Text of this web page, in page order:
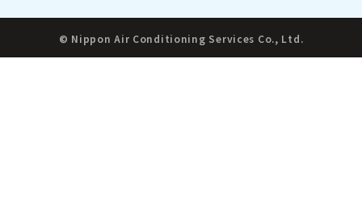
© Nippon Air Conditioning Services Co., Ltd.